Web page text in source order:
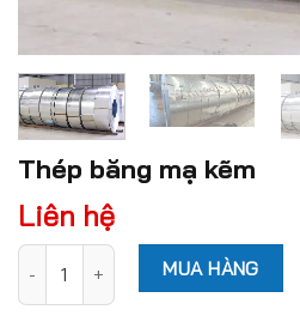
Thép băng mạ kẽm
Liên hệ
Thép băng mạ kẽm quantity
MUA HÀNG